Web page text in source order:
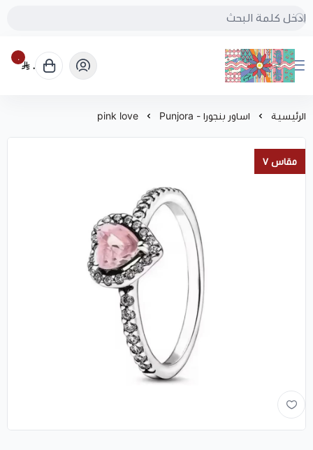
بُنجرة
٠
٠
الرئيسية اساور بنجورا - Punjora pink love
مقاس ٧